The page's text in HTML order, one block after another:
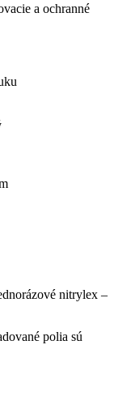
a ochranné
nitrylex –
polia sú